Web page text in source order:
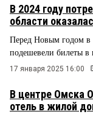
В 2024 году
области
Перед Новым годом в
подешевели билеты в
17 января 2025 16:00
В центре Омска
отель в жилой